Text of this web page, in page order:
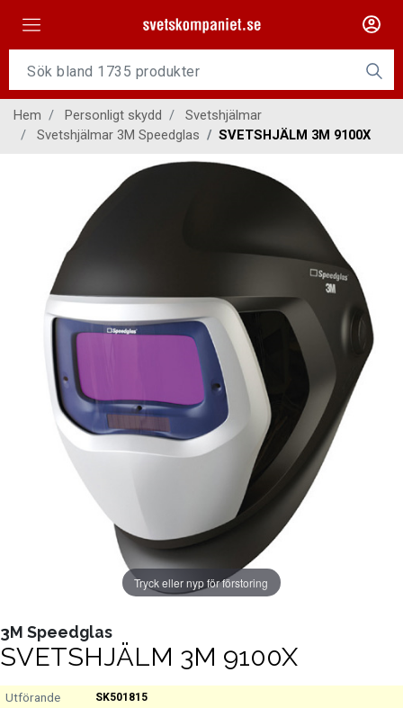
Slangpaket
Gasutrustning
Kontakt
Hem Personligt skydd
Svetshjälmar
Svetshjälmar 3M Speedglas
SVETSHJÄLM 3M 9100X
Tryck eller nyp för förstoring
3M Speedglas
SVETSHJÄLM 3M 9100X
SK501815